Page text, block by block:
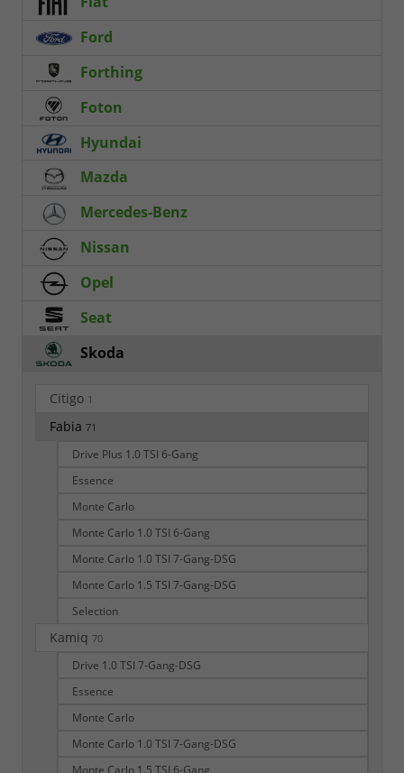
Ford
Forthing
Foton
Hyundai
Mazda
Mercedes-Benz
Nissan
Opel
Seat
Skoda
Citigo 1
Fabia 71
Drive Plus 1.0 TSI 6-Gang
Essence
Monte Carlo
Monte Carlo 1.0 TSI 6-Gang
Monte Carlo 1.0 TSI 7-Gang-DSG
Monte Carlo 1.5 TSI 7-Gang-DSG
Selection
Kamiq 70
Drive 1.0 TSI 7-Gang-DSG
Essence
Monte Carlo
Monte Carlo 1.0 TSI 7-Gang-DSG